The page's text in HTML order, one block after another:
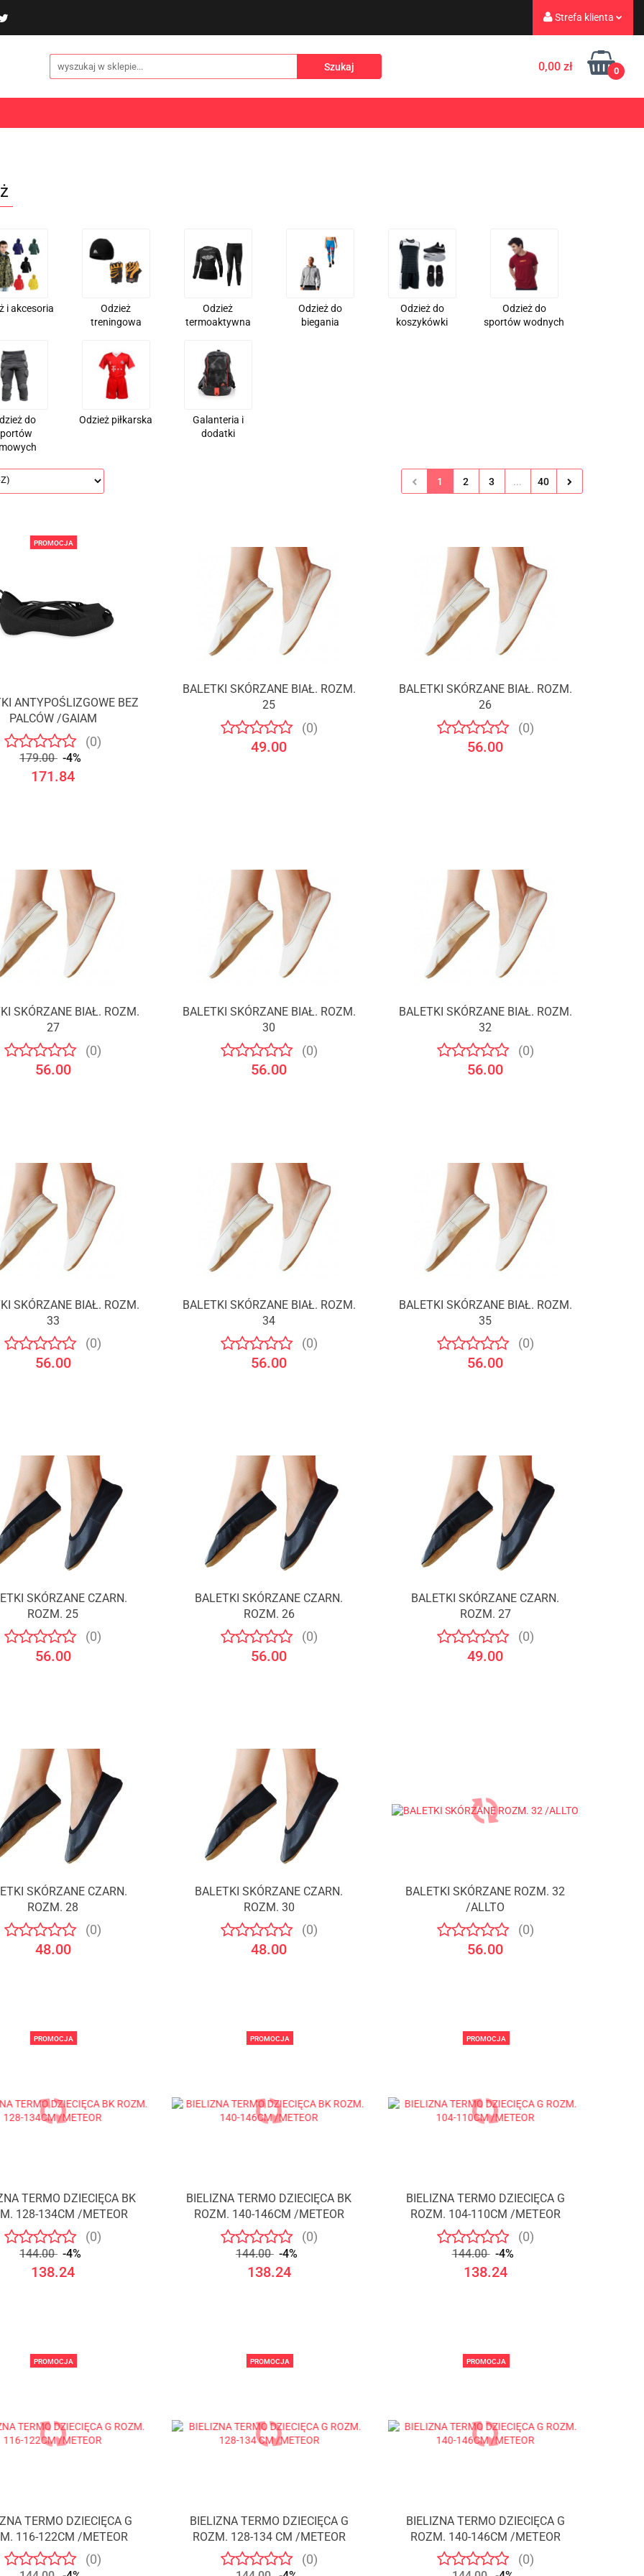
Strefa klienta
Zaloguj się
Zarejestruj się
Dodaj zgłoszenie
0,00 zł 0
i akcesoria
NOWOŚCI
i akcesoria
Odzież
treningowa
Odzież
termoaktywna
Odzież do
biegania
Odzież do
koszykówki
Odzież do
sportów wodnych
do
Odzież piłkarska
Galanteria i
dodatki
1 2 3 ... 40
PROMOCJA
ANTYPOŚLIZGOWE BEZ
PALCÓW /GAIAM
(0)
179.00 -4%
171.84
BALETKI SKÓRZANE BIAŁ. ROZM.
25
(0)
49.00
BALETKI SKÓRZANE BIAŁ. ROZM.
26
(0)
56.00
SKÓRZANE BIAŁ. ROZM.
27
(0)
56.00
BALETKI SKÓRZANE BIAŁ. ROZM.
30
(0)
56.00
BALETKI SKÓRZANE BIAŁ. ROZM.
32
(0)
56.00
SKÓRZANE BIAŁ. ROZM.
33
(0)
56.00
BALETKI SKÓRZANE BIAŁ. ROZM.
34
(0)
56.00
BALETKI SKÓRZANE BIAŁ. ROZM.
35
(0)
56.00
SKÓRZANE CZARN.
ROZM. 25
(0)
56.00
BALETKI SKÓRZANE CZARN.
ROZM. 26
(0)
56.00
BALETKI SKÓRZANE CZARN.
ROZM. 27
(0)
49.00
SKÓRZANE CZARN.
ROZM. 28
(0)
48.00
BALETKI SKÓRZANE CZARN.
ROZM. 30
(0)
48.00
BALETKI SKÓRZANE ROZM. 32
/ALLTO
(0)
56.00
PROMOCJA
TERMO DZIECIĘCA BK
128-134CM /METEOR
(0)
144.00 -4%
138.24
PROMOCJA
BIELIZNA TERMO DZIECIĘCA BK
ROZM. 140-146CM /METEOR
(0)
144.00 -4%
138.24
PROMOCJA
BIELIZNA TERMO DZIECIĘCA G
ROZM. 104-110CM /METEOR
(0)
144.00 -4%
138.24
PROMOCJA
TERMO DZIECIĘCA G
116-122CM /METEOR
(0)
PROMOCJA
BIELIZNA TERMO DZIECIĘCA G
ROZM. 128-134 CM /METEOR
(0)
PROMOCJA
BIELIZNA TERMO DZIECIĘCA G
ROZM. 140-146CM /METEOR
(0)